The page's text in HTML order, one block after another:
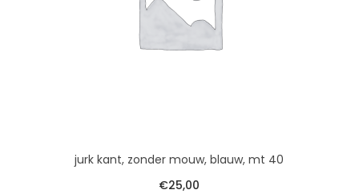
jurk kant, zonder mouw, blauw, mt 40
€25,00